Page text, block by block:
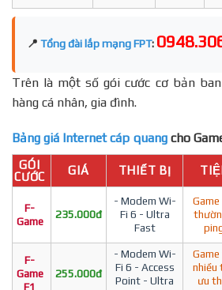
📍 Tổng đài lắp mạng FPT:
Trên là một số gói cước cơ bản
hàng cá nhân, gia đình.
Bảng giá Internet cáp quang cho
GÓI
CƯỚC
GIÁ THIẾT BỊ
F-
Game
235.000đ
- Modem Wi-
Fi 6 - Ultra
Fast
F-
Game
F1
255.000đ
- Modem Wi-
Fi 6 - Access
Point - Ultra
nhiều
ưu